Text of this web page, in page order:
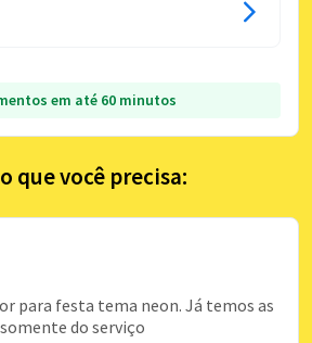
em até 60 minutos
que você precisa:
para festa tema neon. Já temos as
do serviço